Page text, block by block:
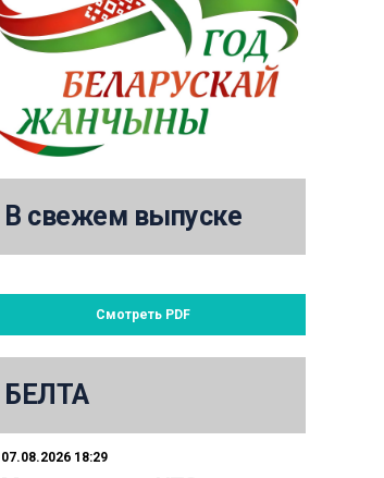
В свежем выпуске
Смотреть PDF
БЕЛТА
07.08.2026 18:29